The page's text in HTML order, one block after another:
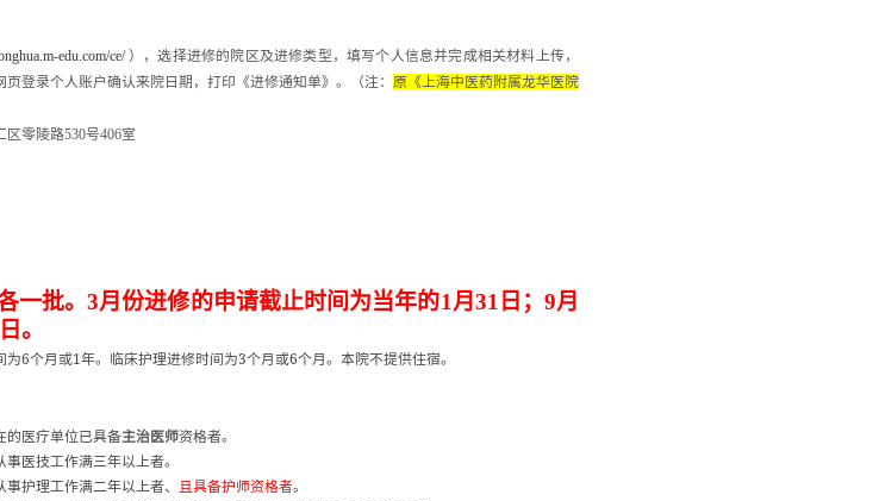
edu.com/ce/ ），选择进修的院区及进修类型，填写个人信息并完成相关材料上传，
登录个人账户确认来院日期，打印《进修通知单》。（注： 原《上海中医药附属龙华医院
区零陵路530号406室
一批。3月份进修的申请截止时间为当年的1月31 日； 9月
日。
为6个月或1年。临床护理进修时间为3个月或6个月。本院不提供住宿。
的医疗单位已具备主治医师资格者。
事医技工作满三年以上者。
事护理工作满二年以上者、 且具备护师资格者。